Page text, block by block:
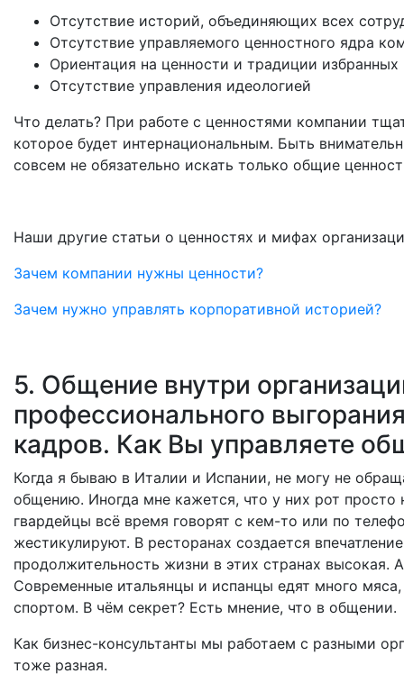
Отсутствие историй, объединяющих всех
Отсутствие управляемого ценностного ядра
Ориентация на ценности и традиции
Отсутствие управления идеологией
Что делать? При работе с ценностями компании
которое будет интернациональным. Быть
совсем не обязательно искать только общие
Наши другие статьи о ценностях и мифах
Зачем компании нужны ценности?
Зачем нужно управлять корпоративной историей?
5. Общение внутри
профессионального
кадров. Как Вы управляете
Когда я бываю в Италии и Испании, не могу не
общению. Иногда мне кажется, что у них рот
гвардейцы всё время говорят с кем-то или по
жестикулируют. В ресторанах создается
продолжительность жизни в этих странах высокая.
Современные итальянцы и испанцы едят много
спортом. В чём секрет? Есть мнение, что в общении.
Как бизнес-консультанты мы работаем с разными
тоже разная.